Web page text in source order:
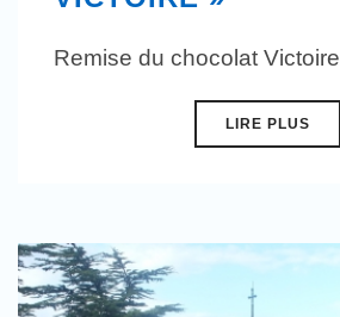
Remise du chocolat Victoire
LIRE PLUS